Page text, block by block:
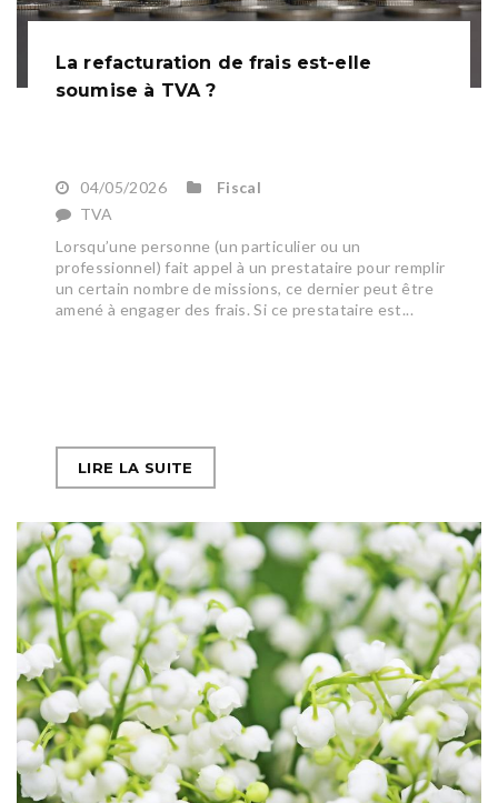
La refacturation de frais est-elle
soumise à TVA ?
04/05/2026
Fiscal
TVA
Lorsqu’une personne (un particulier ou un
professionnel) fait appel à un prestataire pour remplir
un certain nombre de missions, ce dernier peut être
amené à engager des frais. Si ce prestataire est...
LIRE LA SUITE